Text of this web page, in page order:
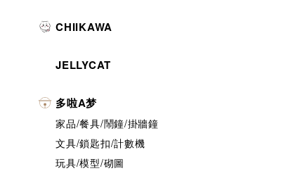
CHIIKAWA
JELLYCAT
多啦A梦
家品/餐具/鬧鐘/掛牆鐘
文具/鎖匙扣/計數機
玩具/模型/砌圖